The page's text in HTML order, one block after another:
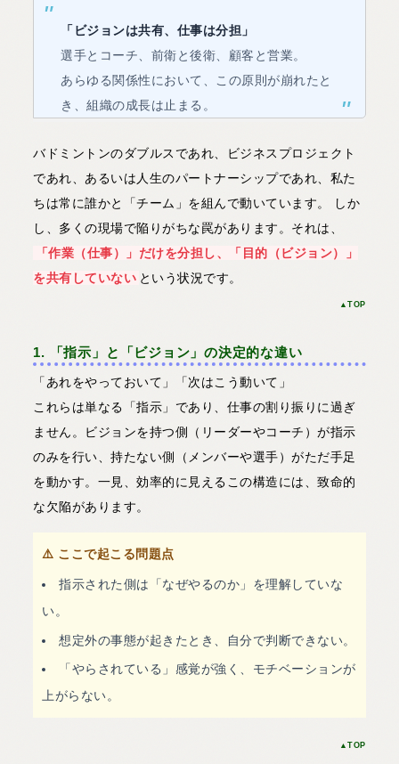
「ビジョンは共有、仕事は分担」
選手とコーチ、前衛と後衛、顧客と営業。
あらゆる関係性において、この原則が崩れたと
き、組織の成長は止まる。
バドミントンのダブルスであれ、ビジネスプロジェクト
であれ、あるいは人生のパートナーシップであれ、私た
ちは常に誰かと「チーム」を組んで動いています。 しか
し、多くの現場で陥りがちな罠があります。それは、
「作業（仕事）」だけを分担し、「目的（ビジョン）」
を共有していない という状況です。
▲TOP
1. 「指示」と「ビジョン」の決定的な違い
「あれをやっておいて」「次はこう動いて」
これらは単なる「指示」であり、仕事の割り振りに過ぎ
ません。ビジョンを持つ側（リーダーやコーチ）が指示
のみを行い、持たない側（メンバーや選手）がただ手足
を動かす。一見、効率的に見えるこの構造には、致命的
な欠陥があります。
⚠️ ここで起こる問題点
指示された側は「なぜやるのか」を理解していな
い。
想定外の事態が起きたとき、自分で判断できない。
「やらされている」感覚が強く、モチベーションが
上がらない。
▲TOP